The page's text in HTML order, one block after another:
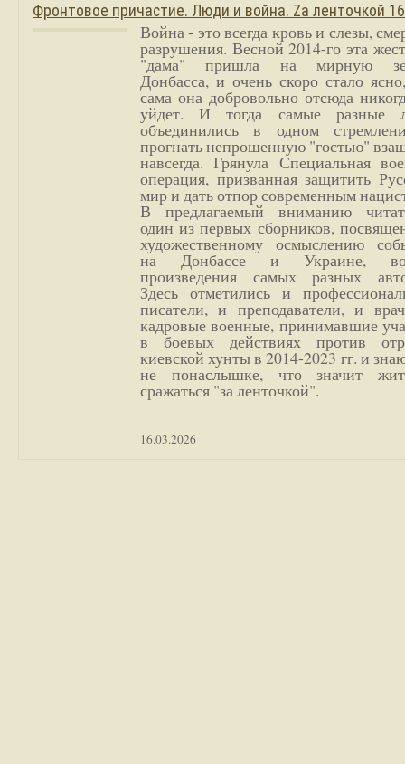
Фронтовое причастие. Люди и война. Zа ленточкой
Война - это всегда кровь и слезы,
разрушения. Весной 2014-го эта
"дама" пришла на мирную
Донбасса, и очень скоро стало
сама она добровольно отсюда
уйдет. И тогда самые разные
объединились в одном
прогнать непрошенную "гостью"
навсегда. Грянула Специальная
операция, призванная защитить
мир и дать отпор современным
В предлагаемый вниманию
один из первых сборников,
художественному осмыслению
на Донбассе и Украине,
произведения самых разных
Здесь отметились и
писатели, и преподаватели, и
кадровые военные, принимавшие
в боевых действиях против
киевской хунты в 2014-2023 гг. и
не понаслышке, что значит
сражаться "за ленточкой".
16.03.2026